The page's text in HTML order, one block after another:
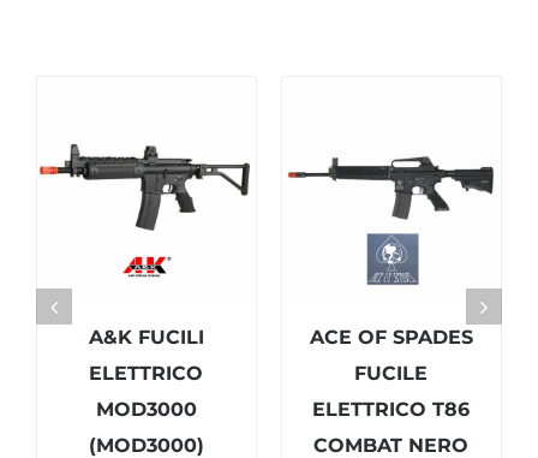
A&K FUCILI
ELETTRICO
MOD3000
(MOD3000)
ACE OF SPADES
FUCILE
ELETTRICO T86
COMBAT NERO